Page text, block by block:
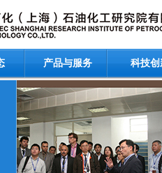
产品与服务 科技创